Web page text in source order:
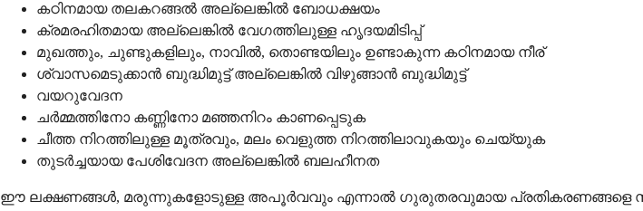
കഠിനമായ തലകറങ്ങൽ അല്ലെങ്കിൽ ബോധക്ഷയം
ക്രമരഹിതമായ അല്ലെങ്കിൽ വേഗത്തിലുള്ള ഹൃദയമിടിപ്പ്
മുഖത്തും, ചുണ്ടുകളിലും, നാവിൽ, തൊണ്ടയിലും ഉണ്ടാകുന്ന കഠിനമായ നീര്
ശ്വാസമെടുക്കാൻ ബുദ്ധിമുട്ട് അല്ലെങ്കിൽ വിഴുങ്ങാൻ ബുദ്ധിമുട്ട്
വയറുവേദന
ചർമ്മത്തിനോ കണ്ണിനോ മഞ്ഞനിറം കാണപ്പെടുക
ചീത്ത നിറത്തിലുള്ള മൂത്രവും, മലം വെളുത്ത നിറത്തിലാവുകയും ചെയ്യുക
തുടർച്ചയായ പേശിവേദന അല്ലെങ്കിൽ ബലഹീനത
ഈ ലക്ഷണങ്ങൾ, മരുന്നുകളോടുള്ള അപൂർവവും എന്നാൽ ഗുരുതരവുമായ പ്രതികരണങ്ങളെ